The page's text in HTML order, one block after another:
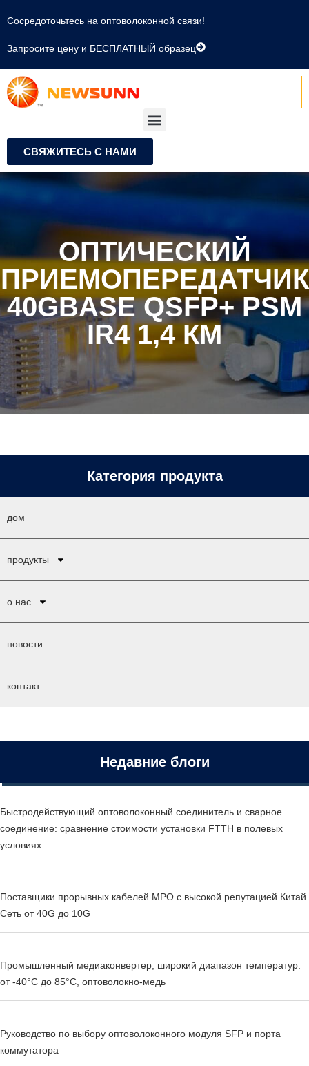
Сосредоточьтесь на оптоволоконной связи!
Запросите цену и БЕСПЛАТНЫЙ образец
СВЯЖИТЕСЬ С НАМИ
ОПТИЧЕСКИЙ
ПРИЕМОПЕРЕДАТЧИК
40GBASE QSFP+ PSM
IR4 1,4 КМ
Категория продукта
дом
продукты
о нас
новости
контакт
Недавние блоги
Быстродействующий оптоволоконный соединитель и сварное
соединение: сравнение стоимости установки FTTH в полевых
условиях
Поставщики прорывных кабелей MPO с высокой репутацией Китай
Сеть от 40G до 10G
Промышленный медиаконвертер, широкий диапазон температур:
от -40°C до 85°C, оптоволокно-медь
Руководство по выбору оптоволоконного модуля SFP и порта
коммутатора